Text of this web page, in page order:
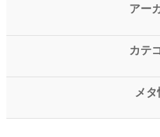
アー
カテ
メ